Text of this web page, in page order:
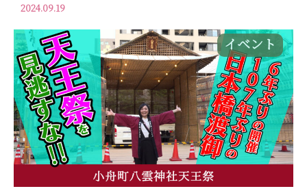
2024.09.19
イベント